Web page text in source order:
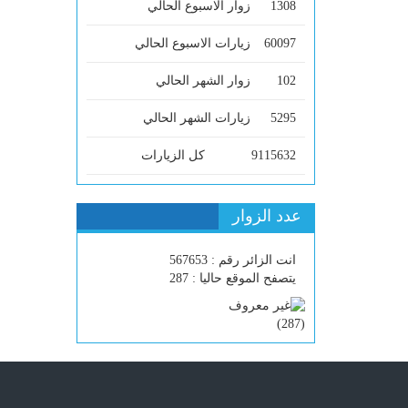
1308 زوار الاسبوع الحالي
60097 زيارات الاسبوع الحالي
102 زوار الشهر الحالي
5295 زيارات الشهر الحالي
9115632 كل الزيارات
عدد الزوار
انت الزائر رقم : 567653
يتصفح الموقع حاليا : 287
(
287
)